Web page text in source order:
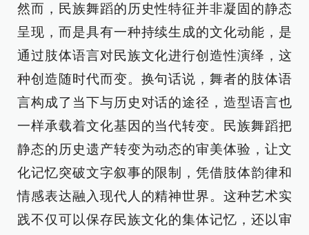
然而，民族舞蹈的历史性特征并非凝固的静态
呈现，而是具有一种持续生成的文化动能，是
通过肢体语言对民族文化进行创造性演绎，这
种创造随时代而变。换句话说，舞者的肢体语
言构成了当下与历史对话的途径，造型语言也
一样承载着文化基因的当代转变。民族舞蹈把
静态的历史遗产转变为动态的审美体验，让文
化记忆突破文字叙事的限制，凭借肢体韵律和
情感表达融入现代人的精神世界。这种艺术实
践不仅可以保存民族文化的集体记忆，还以审